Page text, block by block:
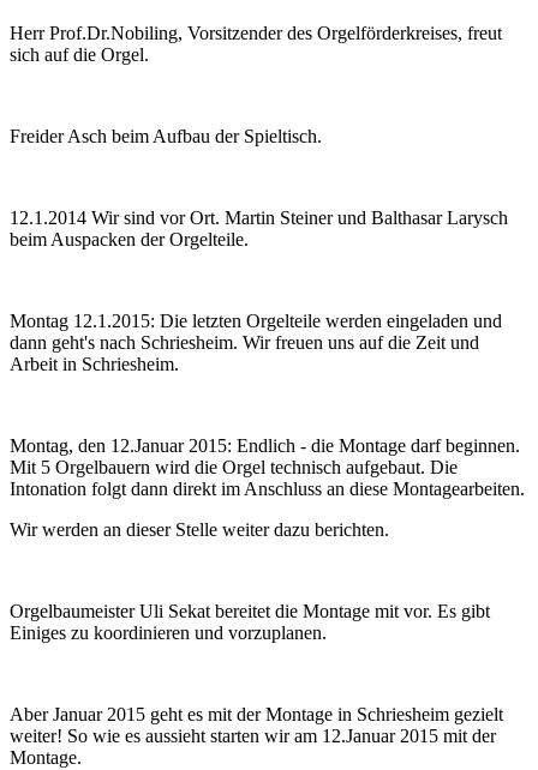
Herr Prof.Dr.Nobiling, Vorsitzender des Orgelförderkreises, freut
sich auf die Orgel.
Freider Asch beim Aufbau der Spieltisch.
12.1.2014 Wir sind vor Ort. Martin Steiner und Balthasar Larysch
beim Auspacken der Orgelteile.
Montag 12.1.2015: Die letzten Orgelteile werden eingeladen und
dann geht's nach Schriesheim. Wir freuen uns auf die Zeit und
Arbeit in Schriesheim.
Montag, den 12.Januar 2015: Endlich - die Montage darf beginnen.
Mit 5 Orgelbauern wird die Orgel technisch aufgebaut. Die
Intonation folgt dann direkt im Anschluss an diese Montagearbeiten.
Wir werden an dieser Stelle weiter dazu berichten.
Orgelbaumeister Uli Sekat bereitet die Montage mit vor. Es gibt
Einiges zu koordinieren und vorzuplanen.
Aber Januar 2015 geht es mit der Montage in Schriesheim gezielt
weiter! So wie es aussieht starten wir am 12.Januar 2015 mit der
Montage.